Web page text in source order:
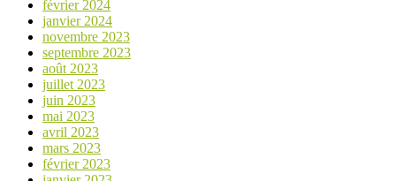
février 2024
janvier 2024
novembre 2023
septembre 2023
août 2023
juillet 2023
juin 2023
mai 2023
avril 2023
mars 2023
février 2023